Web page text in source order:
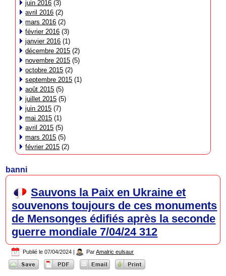
juin 2016 (3)
avril 2016 (2)
mars 2016 (2)
février 2016 (3)
janvier 2016 (1)
décembre 2015 (2)
novembre 2015 (5)
octobre 2015 (2)
septembre 2015 (1)
août 2015 (5)
juillet 2015 (5)
juin 2015 (7)
mai 2015 (1)
avril 2015 (5)
mars 2015 (5)
février 2015 (2)
banni
Sauvons la Paix en Ukraine et
souvenons toujours de ces monuments
de Mensonges édifiés après la seconde
guerre mondiale 7/04/24 312
Publié le 07/04/2024 | Par Amalric eulsaur